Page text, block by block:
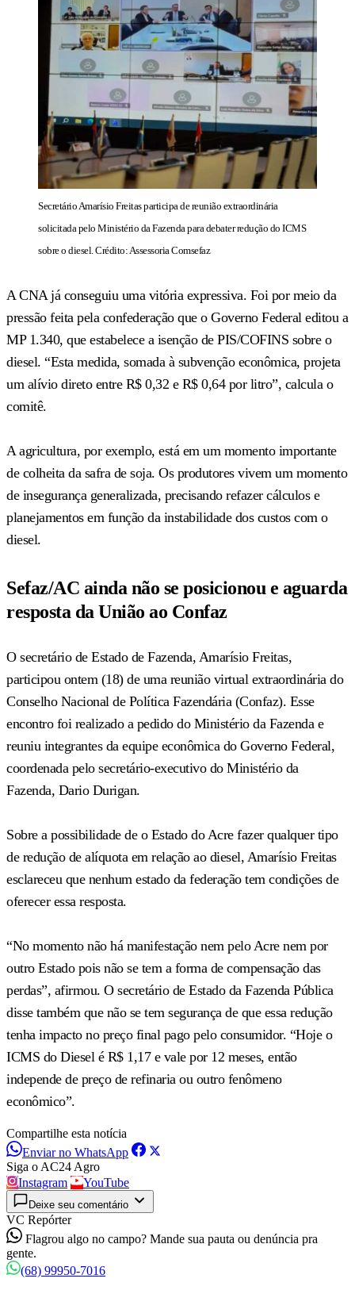
Secretário Amarísio Freitas participa de reunião extraordinária
solicitada pelo Ministério da Fazenda para debater redução do ICMS
sobre o diesel. Crédito: Assessoria Comsefaz
A CNA já conseguiu uma vitória expressiva. Foi por meio da
pressão feita pela confederação que o Governo Federal editou a
MP 1.340, que estabelece a isenção de PIS/COFINS sobre o
diesel. “Esta medida, somada à subvenção econômica, projeta
um alívio direto entre R$ 0,32 e R$ 0,64 por litro”, calcula o
comitê.
A agricultura, por exemplo, está em um momento importante
de colheita da safra de soja. Os produtores vivem um momento
de insegurança generalizada, precisando refazer cálculos e
planejamentos em função da instabilidade dos custos com o
diesel.
Sefaz/AC ainda não se posicionou e aguarda
resposta da União ao Confaz
O secretário de Estado de Fazenda, Amarísio Freitas,
participou ontem (18) de uma reunião virtual extraordinária do
Conselho Nacional de Política Fazendária (Confaz). Esse
encontro foi realizado a pedido do Ministério da Fazenda e
reuniu integrantes da equipe econômica do Governo Federal,
coordenada pelo secretário-executivo do Ministério da
Fazenda, Dario Durigan.
Sobre a possibilidade de o Estado do Acre fazer qualquer tipo
de redução de alíquota em relação ao diesel, Amarísio Freitas
esclareceu que nenhum estado da federação tem condições de
oferecer essa resposta.
“No momento não há manifestação nem pelo Acre nem por
outro Estado pois não se tem a forma de compensação das
perdas”, afirmou. O secretário de Estado da Fazenda Pública
disse também que não se tem segurança de que essa redução
tenha impacto no preço final pago pelo consumidor. “Hoje o
ICMS do Diesel é R$ 1,17 e vale por 12 meses, então
independe de preço de refinaria ou outro fenômeno
econômico”.
Compartilhe esta notícia
Enviar no WhatsApp
Siga o AC24 Agro
Instagram
YouTube
Deixe seu comentário
VC Repórter
Flagrou algo no campo? Mande sua pauta ou denúncia pra
gente.
(68) 99950-7016